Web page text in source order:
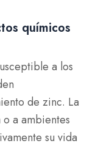
químicos
a los
de zinc. La
a ambientes
su vida